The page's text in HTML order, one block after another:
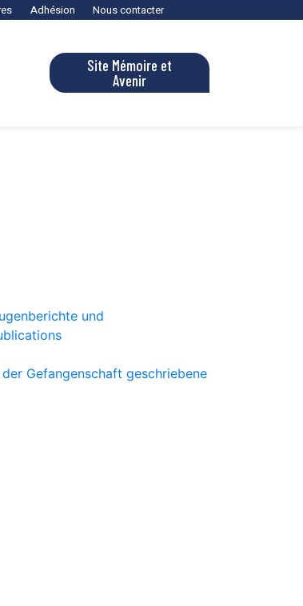
Adhésion Nous contacter
Site Mémoire et
Avenir
und
Gefangenschaft geschriebene